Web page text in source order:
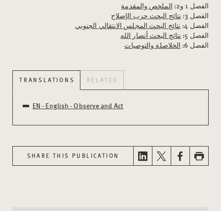
الفصل 1 و2:
الملخص والمقدمة
الفصل 3:
نتائج البحث حزب الإصلاح
الفصل 4:
نتائج البحث المجلس الانتقالي الجنوبي
الفصل 5:
نتائج البحث أنصار الله
الفصل 6:
الخلاصلة والتوصيات
TRANSLATIONS RELATED
EN - English - Observe and Act
SHARE THIS PUBLICATION